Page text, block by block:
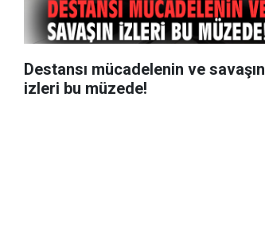
Destansı mücadelenin ve savaşın
izleri bu müzede!